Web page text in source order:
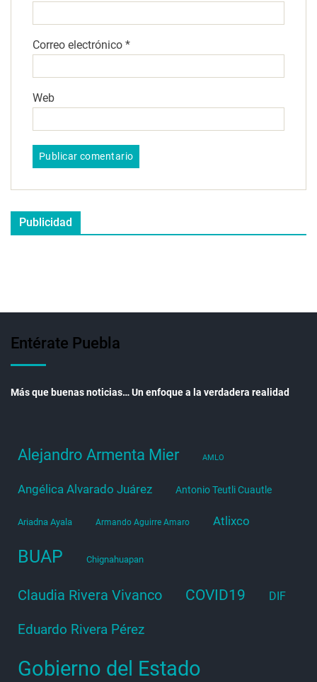
Correo electrónico *
Web
Publicidad
Entérate Puebla
Más que buenas noticias… Un enfoque a la verdadera realidad
Alejandro Armenta Mier AMLO
Angélica Alvarado Juárez Antonio Teutli Cuautle
Ariadna Ayala Armando Aguirre Amaro Atlixco
BUAP Chignahuapan
Claudia Rivera Vivanco COVID19 DIF
Eduardo Rivera Pérez
Gobierno del Estado